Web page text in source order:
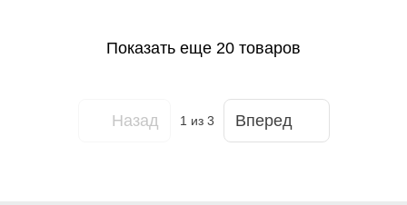
Показать еще 20 товаров
Назад 1 из 3 Вперед